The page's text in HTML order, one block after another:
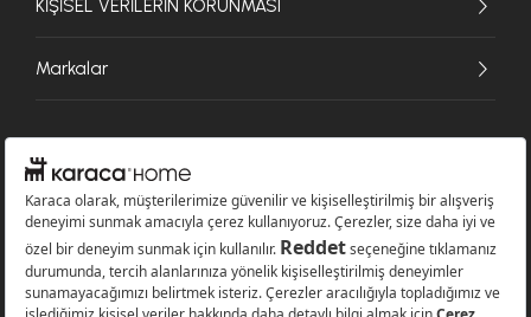
KİŞİSEL VERİLERİN KORUNMASI
Markalar